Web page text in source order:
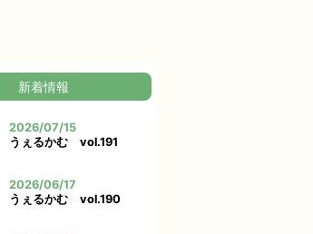
新着情報
2026/07/15
うぇるかむ vol.191
2026/06/17
うぇるかむ vol.190